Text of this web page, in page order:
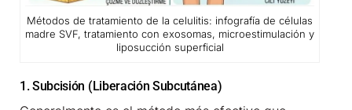
Métodos de tratamiento de la celulitis: infografía de células
madre SVF, tratamiento con exosomas, microestimulación y
liposucción superficial
1. Subcisión (Liberación Subcutánea)